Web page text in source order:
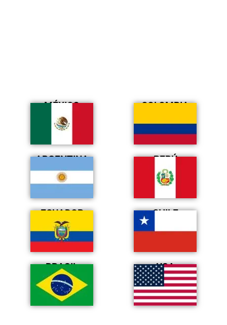
MÉXICO COLOMBIA
ARGENTINA PERÚ
ECUADOR CHILE
BRASIL USA